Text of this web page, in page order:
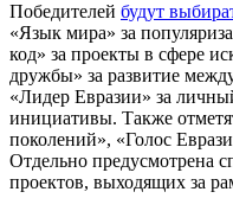
Победителей будут
«Язык мира» за
код» за проекты в сфере
дружбы» за развитие
«Лидер Евразии» за
инициативы. Также
поколений», «Голос
Отдельно предусмотрена
проектов, выходящих за